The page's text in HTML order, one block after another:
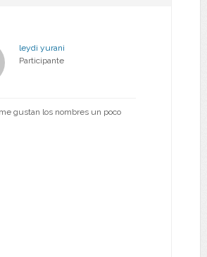
leydi yurani
Participante
gustan los nombres un poco